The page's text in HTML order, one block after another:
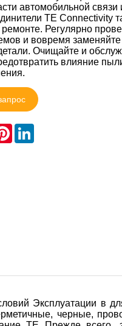
автомобильной связи
TE Connectivity
Регулярно
и вовремя
Очищайте и
влияние
PinterestLinkedIn
Эксплуатации в
черные,